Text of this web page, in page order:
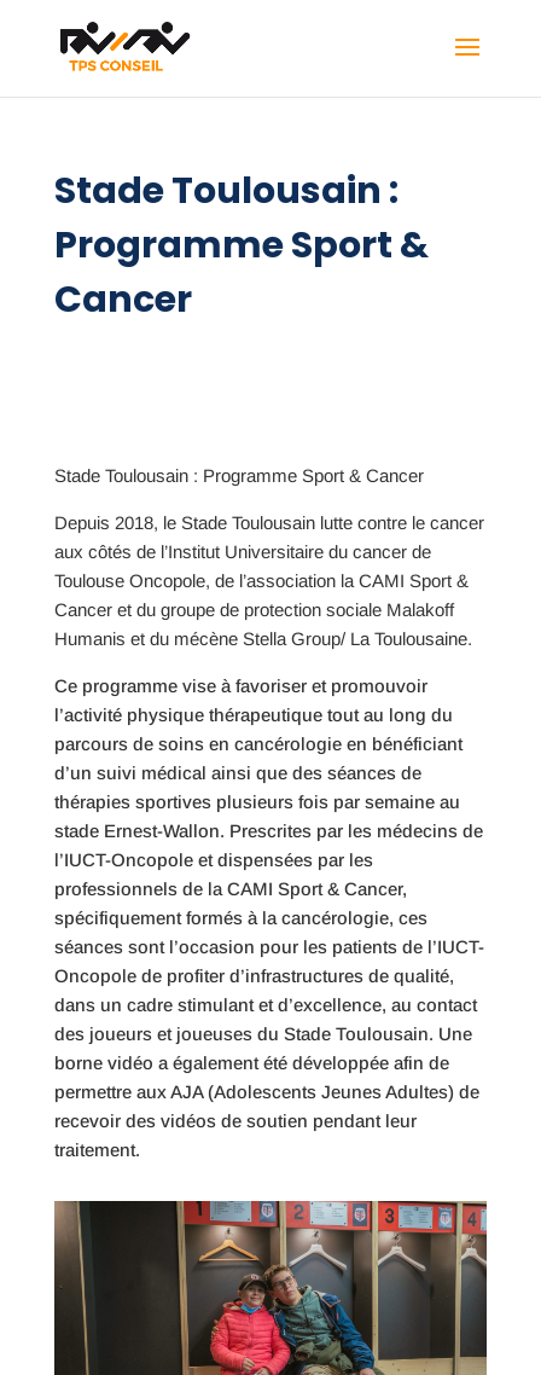
Stade Toulousain :
Programme Sport &
Cancer
Stade Toulousain : Programme Sport & Cancer
Depuis 2018, le Stade Toulousain lutte contre le cancer
aux côtés de l’Institut Universitaire du cancer de
Toulouse Oncopole, de l’association la CAMI Sport &
Cancer et du groupe de protection sociale Malakoff
Humanis et du mécène Stella Group/ La Toulousaine.
Ce programme vise à favoriser et promouvoir
l’activité physique thérapeutique tout au long du
parcours de soins en cancérologie en bénéficiant
d’un suivi médical ainsi que des séances de
thérapies sportives plusieurs fois par semaine au
stade Ernest-Wallon. Prescrites par les médecins de
l’IUCT-Oncopole et dispensées par les
professionnels de la CAMI Sport & Cancer,
spécifiquement formés à la cancérologie, ces
séances sont l’occasion pour les patients de l’IUCT-
Oncopole de profiter d’infrastructures de qualité,
dans un cadre stimulant et d’excellence, au contact
des joueurs et joueuses du Stade Toulousain. Une
borne vidéo a également été développée afin de
permettre aux AJA (Adolescents Jeunes Adultes) de
recevoir des vidéos de soutien pendant leur
traitement.